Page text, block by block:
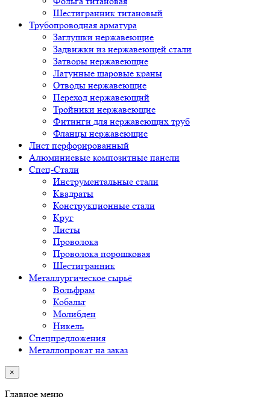
Шестигранник титановый
Трубопроводная арматура
Заглушки нержавеющие
Задвижки из нержавеющей стали
Затворы нержавеющие
Латунные шаровые краны
Отводы нержавеющие
Переход нержавеющий
Тройники нержавеющие
Фитинги для нержавеющих труб
Фланцы нержавеющие
Лист перфорированный
Алюминиевые композитные панели
Спец-Стали
Инструментальные стали
Квадраты
Конструкционные стали
Круг
Листы
Проволока
Проволока порошковая
Шестигранник
Металлургическое сырьё
Вольфрам
Кобальт
Молибден
Никель
Спецпредложения
Металлопрокат на заказ
×
Главное меню